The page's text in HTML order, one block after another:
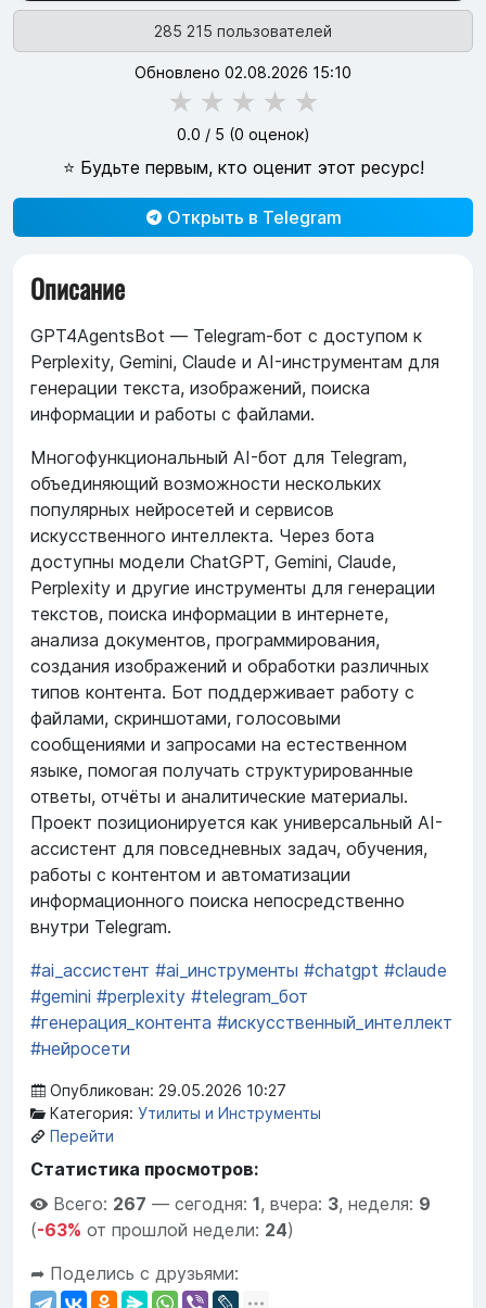
285 215 пользователей
Обновлено 02.08.2026 15:10
★ ★ ★ ★ ★
0.0 / 5 (0 оценок)
⭐ Будьте первым, кто оценит этот ресурс!
Открыть в Telegram
Описание
GPT4AgentsBot — Telegram-бот с доступом к
Perplexity, Gemini, Claude и AI-инструментам для
генерации текста, изображений, поиска
информации и работы с файлами.
Многофункциональный AI-бот для Telegram,
объединяющий возможности нескольких
популярных нейросетей и сервисов
искусственного интеллекта. Через бота
доступны модели ChatGPT, Gemini, Claude,
Perplexity и другие инструменты для генерации
текстов, поиска информации в интернете,
анализа документов, программирования,
создания изображений и обработки различных
типов контента. Бот поддерживает работу с
файлами, скриншотами, голосовыми
сообщениями и запросами на естественном
языке, помогая получать структурированные
ответы, отчёты и аналитические материалы.
Проект позиционируется как универсальный AI-
ассистент для повседневных задач, обучения,
работы с контентом и автоматизации
информационного поиска непосредственно
внутри Telegram.
#ai_ассистент #ai_инструменты #chatgpt #claude
#gemini #perplexity #telegram_бот
#генерация_контента #искусственный_интеллект
#нейросети
Опубликован: 29.05.2026 10:27
Категория: Утилиты и Инструменты
Перейти
Статистика просмотров:
Всего: 267 — сегодня: 1, вчера: 3, неделя: 9
(-63% от прошлой недели: 24)
➦ Поделись с друзьями: